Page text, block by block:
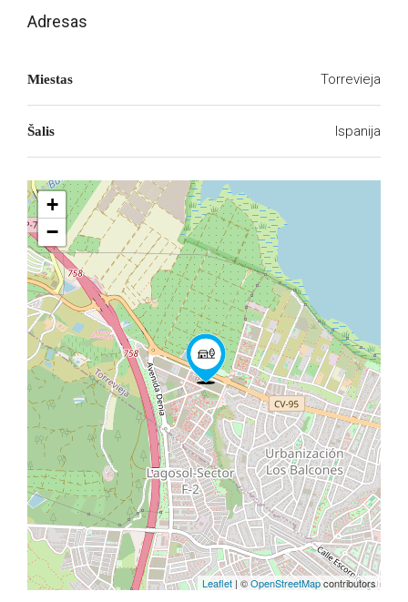
Adresas
Miestas Torrevieja
Šalis Ispanija
+
−
Leaflet | ©OpenStreetMapcontributors